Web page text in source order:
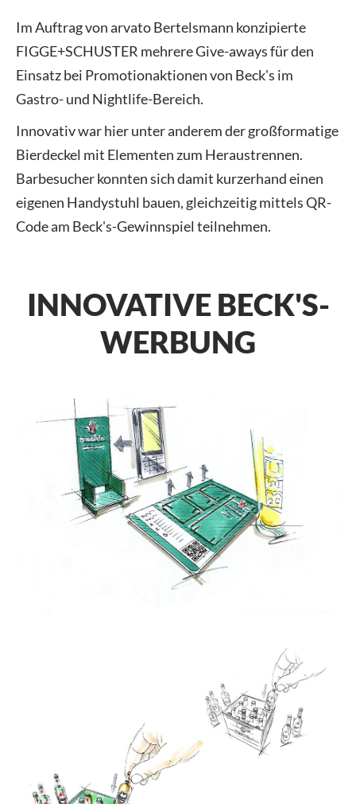
Im Auftrag von arvato Bertelsmann konzipierte
FIGGE+SCHUSTER mehrere Give-aways für den
Einsatz bei Promotionaktionen von Beck's im
Gastro- und Nightlife-Bereich.
Innovativ war hier unter anderem der großformatige
Bierdeckel mit Elementen zum Heraustrennen.
Barbesucher konnten sich damit kurzerhand einen
eigenen Handystuhl bauen, gleichzeitig mittels QR-
Code am Beck's-Gewinnspiel teilnehmen.
INNOVATIVE BECK'S-
WERBUNG